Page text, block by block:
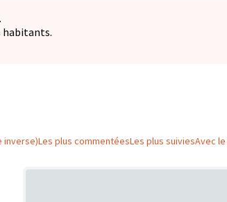
habitants.
inverse)Les plus commentéesLes plus suiviesAvec